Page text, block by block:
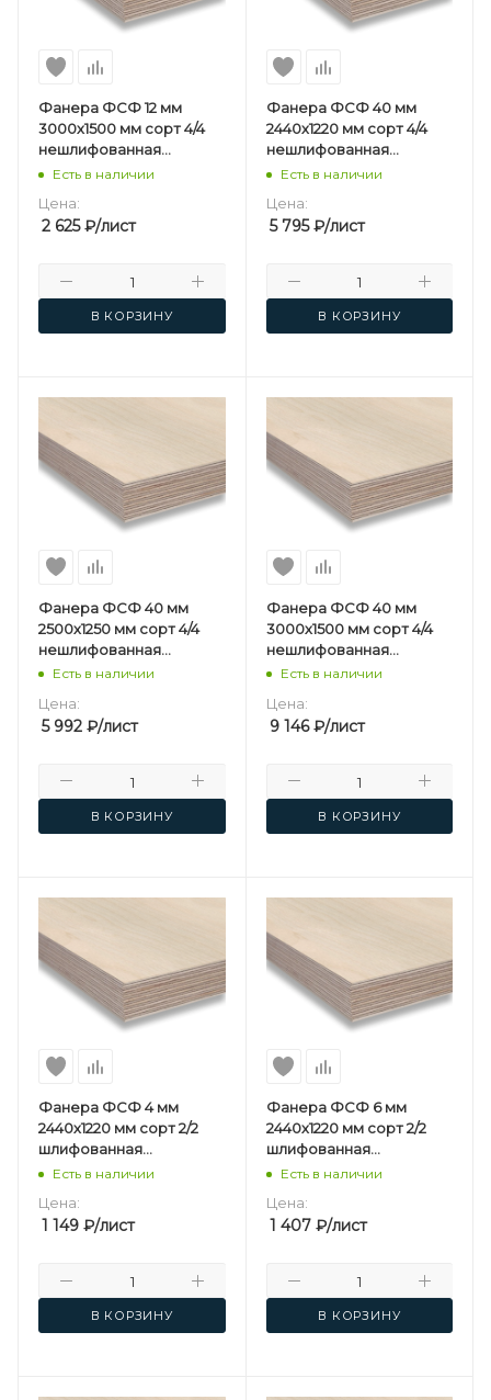
Фанера ФСФ 12 мм
3000х1500 мм сорт 4/4
нешлифованная
березовая
Есть в наличии
Цена:
2 625₽/лист
В КОРЗИНУ
Фанера ФСФ 40 мм
2440х1220 мм сорт 4/4
нешлифованная
березовая
Есть в наличии
Цена:
5 795₽/лист
В КОРЗИНУ
Фанера ФСФ 40 мм
2500х1250 мм сорт 4/4
нешлифованная
березовая
Есть в наличии
Цена:
5 992 ₽/лист
В КОРЗИНУ
Фанера ФСФ 40 мм
3000х1500 мм сорт 4/4
нешлифованная
березовая
Есть в наличии
Цена:
9 146₽/лист
В КОРЗИНУ
Фанера ФСФ 4 мм
2440х1220 мм сорт 2/2
шлифованная
березовая
Есть в наличии
Цена:
1 149 ₽/лист
В КОРЗИНУ
Фанера ФСФ 6 мм
2440х1220 мм сорт 2/2
шлифованная
березовая
Есть в наличии
Цена:
1 407₽/лист
В КОРЗИНУ